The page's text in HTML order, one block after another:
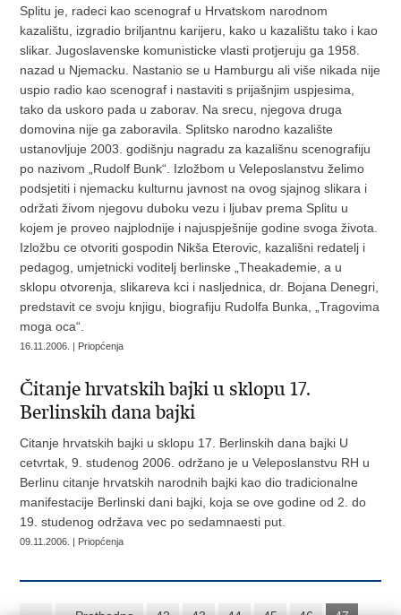
Splitu je, radeci kao scenograf u Hrvatskom narodnom
kazalištu, izgradio briljantnu karijeru, kako u kazalištu tako i kao
slikar. Jugoslavenske komunisticke vlasti protjeruju ga 1958.
nazad u Njemacku. Nastanio se u Hamburgu ali više nikada nije
uspio radio kao scenograf i nastaviti s prijašnjim uspjesima,
tako da uskoro pada u zaborav. Na srecu, njegova druga
domovina nije ga zaboravila. Splitsko narodno kazalište
ustanovljuje 2003. godišnju nagradu za kazališnu scenografiju
po nazivom „Rudolf Bunk“. Izložbom u Veleposlanstvu želimo
podsjetiti i njemacku kulturnu javnost na ovog sjajnog slikara i
održati živom njegovu duboku vezu i ljubav prema Splitu u
kojem je proveo najplodnije i najuspješnije godine svoga života.
Izložbu ce otvoriti gospodin Nikša Eterovic, kazališni redatelj i
pedagog, umjetnicki voditelj berlinske „Theakademie, a u
sklopu otvorenja, slikareva kci i nasljednica, dr. Bojana Denegri,
predstavit ce svoju knjigu, biografiju Rudolfa Bunka, „Tragovima
moga oca“.
16.11.2006. | Priopćenja
Čitanje hrvatskih bajki u sklopu 17.
Berlinskih dana bajki
Citanje hrvatskih bajki u sklopu 17. Berlinskih dana bajki U
cetvrtak, 9. studenog 2006. održano je u Veleposlanstvu RH u
Berlinu citanje hrvatskih narodnih bajki kao dio tradicionalne
manifestacije Berlinski dani bajki, koja se ove godine od 2. do
19. studenog održava vec po sedamnaesti put.
09.11.2006. | Priopćenja